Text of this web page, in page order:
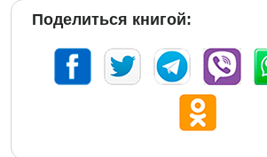
Поделиться книгой: